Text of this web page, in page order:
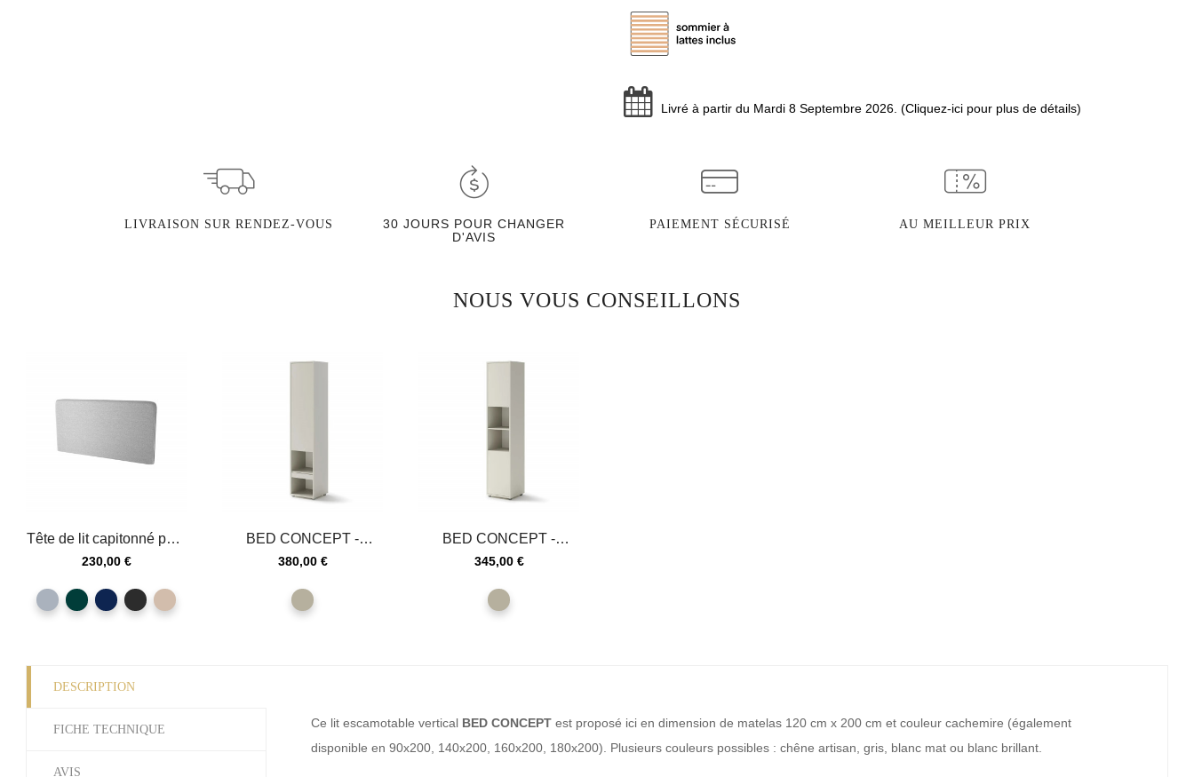
Livré à partir du Mardi 8 Septembre 2026. (Cliquez-ici pour plus de détails)
LIVRAISON SUR RENDEZ-VOUS
30 JOURS POUR CHANGER
D'AVIS
PAIEMENT SÉCURISÉ AU MEILLEUR PRIX
NOUS VOUS CONSEILLONS
Tête de lit capitonné pour
lit Bed Concept
Prix
230,00 €
gris
vert
foncé
bleu
foncé
graphitebeige
BED CONCEPT -
Extension de rangement
Prix
380,00 €
Cachemire
BED CONCEPT -
Extension de rangement
Prix
345,00 €
Cachemire
DESCRIPTION
FICHE TECHNIQUE
AVIS
Ce lit escamotable vertical BED CONCEPT est proposé ici en dimension de matelas 120 cm x 200 cm et couleur cachemire (également
disponible en 90x200, 140x200, 160x200, 180x200). Plusieurs couleurs possibles : chêne artisan, gris, blanc mat ou blanc brillant.